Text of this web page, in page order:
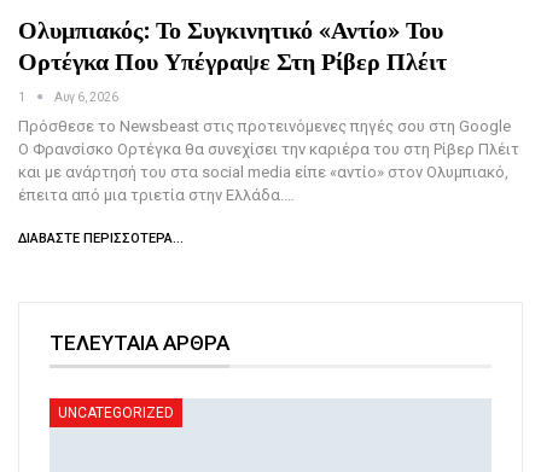
Ολυμπιακός: Το Συγκινητικό «αντίο» Του
Ορτέγκα Που Υπέγραψε Στη Ρίβερ Πλέιτ
1 Αυγ 6, 2026
Πρόσθεσε το Newsbeast στις προτεινόμενες πηγές σου στη Google
Ο Φρανσίσκο Ορτέγκα θα συνεχίσει την καριέρα του στη Ρίβερ Πλέιτ
και με ανάρτησή του στα social media είπε «αντίο» στον Ολυμπιακό,
έπειτα από μια τριετία στην Ελλάδα.…
ΔΙΑΒΆΣΤΕ ΠΕΡΙΣΣΌΤΕΡΑ...
ΤΕΛΕΥΤΑΙΑ ΑΡΘΡΑ
UNCATEGORIZED